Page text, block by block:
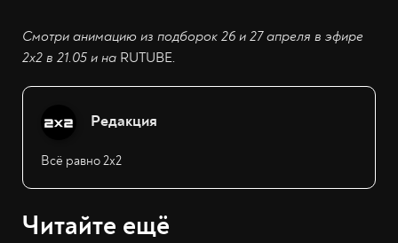
Смотри анимацию из подборок 26 и 27 апреля в эфире
2х2 в 21.05 и на RUTUBE.
Редакция
Всё равно 2х2
Читайте ещё